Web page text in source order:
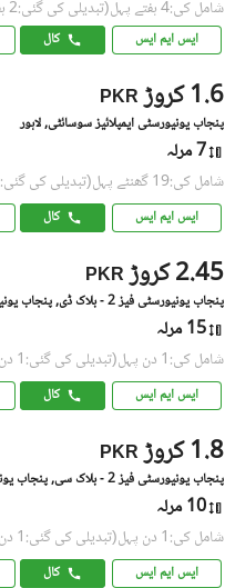
شامل کی:4 ہفتے پہل (تبدیلی کی گئی:2 ہفتے پہلے)
ایس ایم ایس کال
PKR 1.6 کروڑ
پنجاب یونیورسٹی ایمپلائیز سوسائٹی, لاہور
7 مرلہ
شامل کی:19 گھنٹے پہل (تبدیلی کی گئی:19 گھنٹے پہلے)
ایس ایم ایس کال
PKR 2.45 کروڑ
15 مرلہ
شامل کی:1 دن پہل (تبدیلی کی گئی:1 دن پہلے)
ایس ایم ایس کال
PKR 1.8 کروڑ
10 مرلہ
شامل کی:1 دن پہل (تبدیلی کی گئی:1 دن پہلے)
ایس ایم ایس کال